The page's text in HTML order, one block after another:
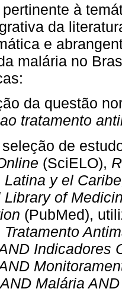
à
da
e
malária no
da questão
tratamento
de
(SciELO),
Latina y el
Library of
(PubMed),
Tratamento
Indicadores
Malária